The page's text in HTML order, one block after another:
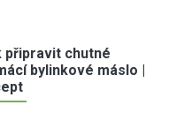
připravit chutné
bylinkové máslo |